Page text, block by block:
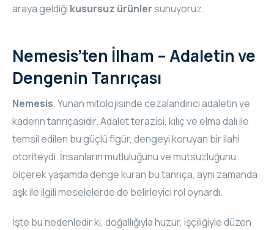
araya geldiği kusursuz ürünlersunuyoruz.
Nemesis’ten İlham – Adaletin ve
Dengenin Tanrıçası
Nemesis, Yunan mitolojisinde cezalandırıcı adaletin ve
kaderin tanrıçasıdır. Adalet terazisi, kılıç ve elma dalı ile
temsil edilen bu güçlü figür, dengeyi koruyan bir ilahi
otoriteydi. İnsanların mutluluğunu ve mutsuzluğunu
ölçerek yaşamda denge kuran bu tanrıça, aynı zamanda
aşk ile ilgili meselelerde de belirleyici rol oynardı.
İşte bu nedenledir ki, doğallığıyla huzur, işçiliğiyle düzen